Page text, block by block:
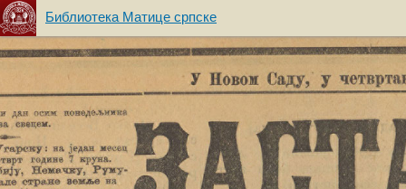
Библиотека Матице српске